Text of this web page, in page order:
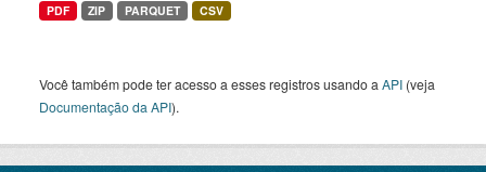
PDF ZIP PARQUET CSV
Você também pode ter acesso a esses registros usando a API (veja
Documentação da API).